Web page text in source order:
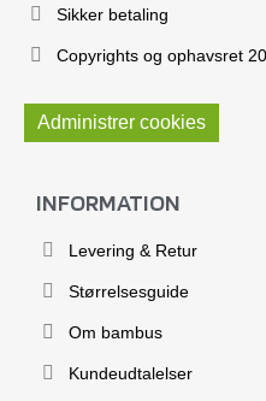
Sikker betaling
Copyrights og ophavsret
Administrer cookies
INFORMATION
Levering & Retur
Størrelsesguide
Om bambus
Kundeudtalelser